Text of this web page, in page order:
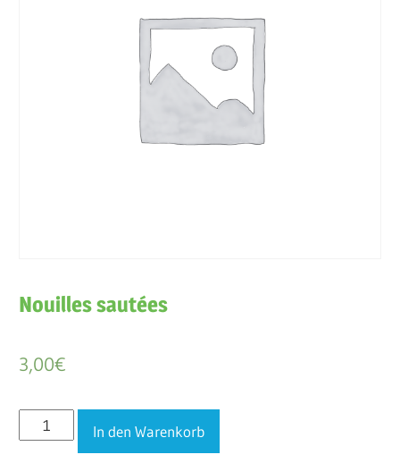
Nouilles sautées
3,00€
Nouilles
sautées
In den Warenkorb